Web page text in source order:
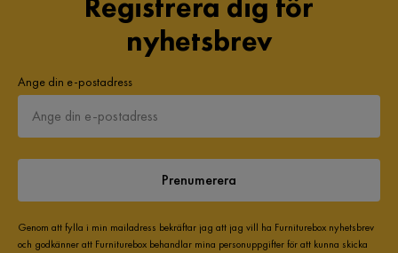
Registrera dig för
nyhetsbrev
Ange din e-postadress
Prenumerera
Genom att fylla i min mailadress bekräftar jag att jag vill ha Furniturebox nyhetsbrev
och godkänner att Furniturebox behandlar mina personuppgifter för att kunna skicka